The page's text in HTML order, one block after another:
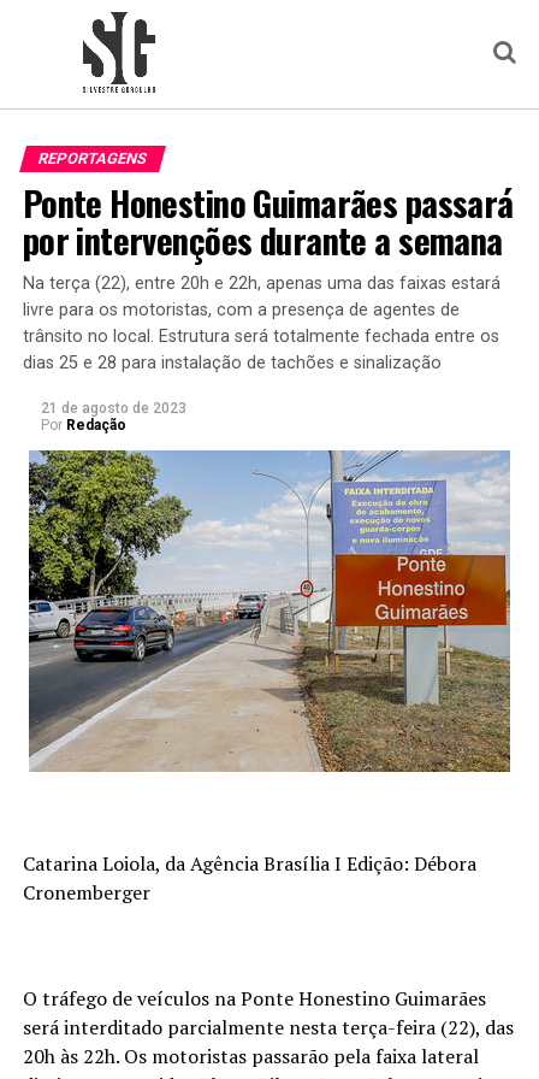
REPORTAGENS
Ponte Honestino Guimarães passará
por intervenções durante a semana
Na terça (22), entre 20h e 22h, apenas uma das faixas estará
livre para os motoristas, com a presença de agentes de
trânsito no local. Estrutura será totalmente fechada entre os
dias 25 e 28 para instalação de tachões e sinalização
21 de agosto de 2023
Por Redação
Catarina Loiola, da Agência Brasília I Edição: Débora
Cronemberger
O tráfego de veículos na Ponte Honestino Guimarães
será interditado parcialmente nesta terça-feira (22), das
20h às 22h. Os motoristas passarão pela faixa lateral